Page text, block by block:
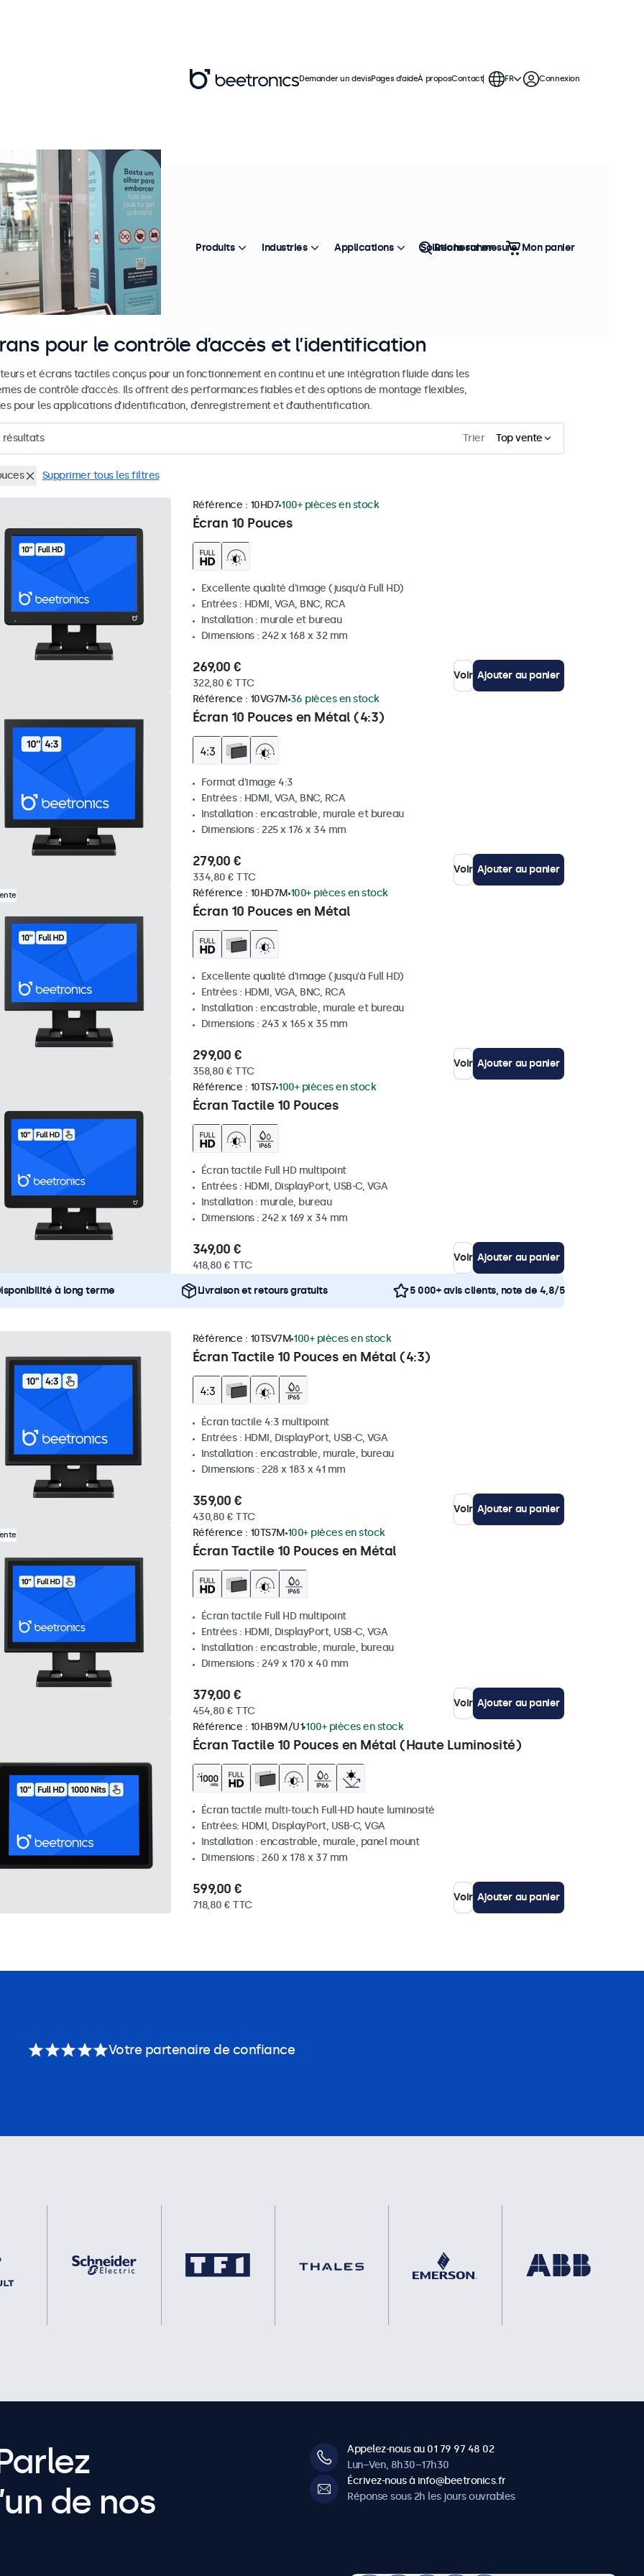
pour le contrôle d’accès et l’identification
et écrans tactiles conçus pour un fonctionnement en continu et une intégration fluide dans les
de contrôle d’accès. Ils offrent des performances fiables et des options de montage flexibles,
pour les applications d’identification, d’enregistrement et d’authentification.
résultats Trier Top vente
Supprimer tous les filtres
Écran 10 Pouces
Référence : 10HD7 100+ pièces en stock
Excellente qualité d'image (jusqu'à Full HD)
Entrées : HDMI, VGA, BNC, RCA
Installation : murale et bureau
Dimensions : 242 x 168 x 32 mm
269,00 €
322,80 € TTC
Voir Ajouter au panier
Écran 10 Pouces en Métal (4:3)
Référence : 10VG7M 36 pièces en stock
Format d'image 4:3
Entrées : HDMI, VGA, BNC, RCA
Installation : encastrable, murale et bureau
Dimensions : 225 x 176 x 34 mm
279,00 €
334,80 € TTC
Voir Ajouter au panier
Écran 10 Pouces en Métal
Référence : 10HD7M 100+ pièces en stock
Excellente qualité d'image (jusqu'à Full HD)
Entrées : HDMI, VGA, BNC, RCA
Installation : encastrable, murale et bureau
Dimensions : 243 x 165 x 35 mm
299,00 €
358,80 € TTC
Voir Ajouter au panier
Écran Tactile 10 Pouces
Référence : 10TS7 100+ pièces en stock
Écran tactile Full HD multipoint
Entrées : HDMI, DisplayPort, USB-C, VGA
Installation : murale, bureau
Dimensions : 242 x 169 x 34 mm
349,00 €
418,80 € TTC
Voir Ajouter au panier
à long terme Livraison et retours gratuits 5 000+ avis clients, note de 4,8/5
Écran Tactile 10 Pouces en Métal (4:3)
Référence : 10TSV7M 100+ pièces en stock
Écran tactile 4:3 multipoint
Entrées : HDMI, DisplayPort, USB-C, VGA
Installation : encastrable, murale, bureau
Dimensions : 228 x 183 x 41 mm
359,00 €
430,80 € TTC
Voir Ajouter au panier
Écran Tactile 10 Pouces en Métal
Référence : 10TS7M 100+ pièces en stock
Écran tactile Full HD multipoint
Entrées : HDMI, DisplayPort, USB-C, VGA
Installation : encastrable, murale, bureau
Dimensions : 249 x 170 x 40 mm
379,00 €
454,80 € TTC
Voir Ajouter au panier
Écran Tactile 10 Pouces en Métal (Haute Luminosité)
Référence : 10HB9M/U1 100+ pièces en stock
Écran tactile multi-touch Full-HD haute luminosité
Entrées: HDMI, DisplayPort, USB-C, VGA
Installation : encastrable, murale, panel mount
Dimensions : 260 x 178 x 37 mm
599,00 €
718,80 € TTC
Voir Ajouter au panier
Demander un devisPages d’aideÀ proposContact FR Connexion
Produits Industries Applications Solutions sur mesure
Rechercher Mon panier
Votre partenaire de confiance
de nos
Appelez-nous au 01 79 97 48 02
Lun–Ven, 8h30–17h30
Écrivez-nous à info@beetronics.fr
Réponse sous 2h les jours ouvrables